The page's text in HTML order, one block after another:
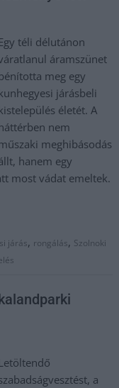
téli délutánon
áramszünet
meg egy
járásbeli
életét. A
nem
meghibásodás
hanem egy
most vádat emeltek.
járás, rongálás, Szolnoki
a